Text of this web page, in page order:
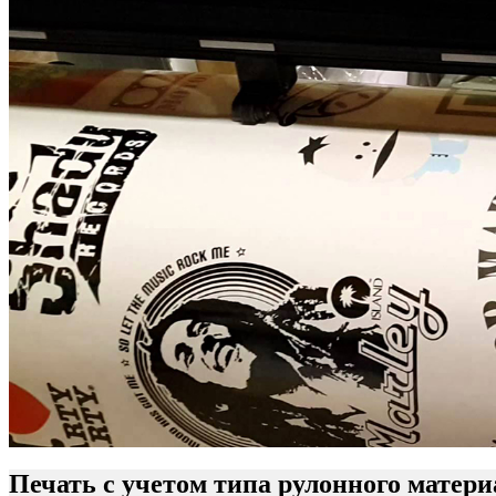
Печать с учетом типа рулонного